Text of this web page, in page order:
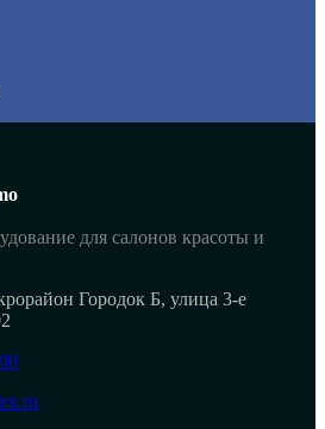
для салонов красоты и
Городок Б, улица 3-е